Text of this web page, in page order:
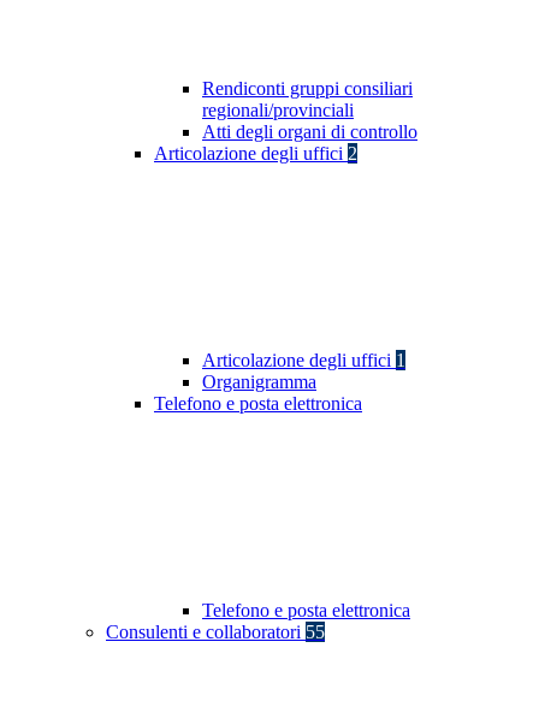
Rendiconti gruppi consiliari
regionali/provinciali
Atti degli organi di controllo
Articolazione degli uffici 2
Articolazione degli uffici 1
Organigramma
Telefono e posta elettronica
Telefono e posta elettronica
Consulenti e collaboratori 55